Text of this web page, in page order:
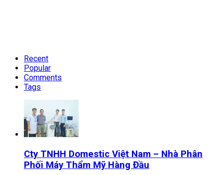
Recent
Popular
Comments
Tags
Cty TNHH Domestic Việt Nam – Nhà Phân
Phối Máy Thẩm Mỹ Hàng Đầu